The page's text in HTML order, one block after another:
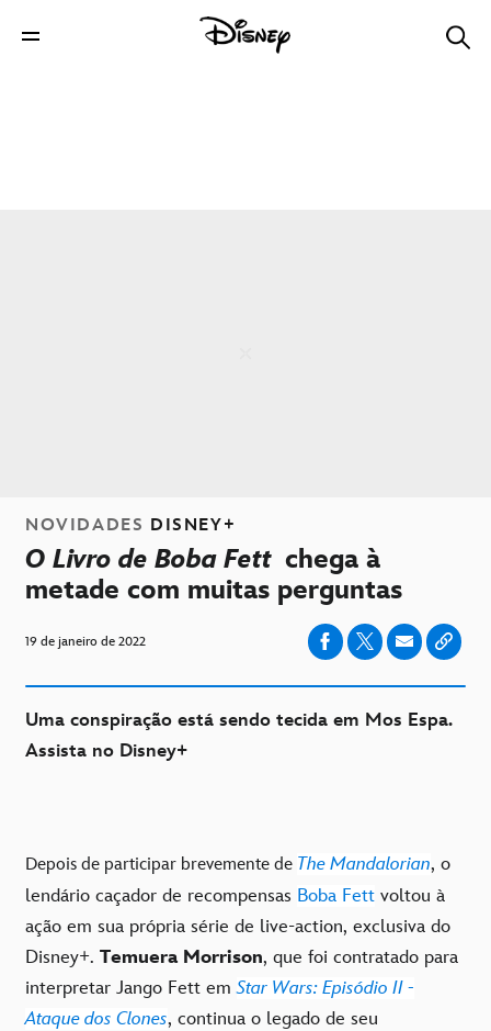
NOVIDADES DISNEY+
O Livro de Boba Fett chega à
metade com muitas perguntas
19 de janeiro de 2022
Uma conspiração está sendo tecida em Mos Espa.
Assista no Disney+
Depois de participar brevemente de The Mandalorian, o
lendário caçador de recompensas Boba Fett voltou à
ação em sua própria série de live-action, exclusiva do
Disney+. Temuera Morrison, que foi contratado para
interpretar Jango Fett emStar Wars: Episódio II -
Ataque dos Clones, continua o legado de seu